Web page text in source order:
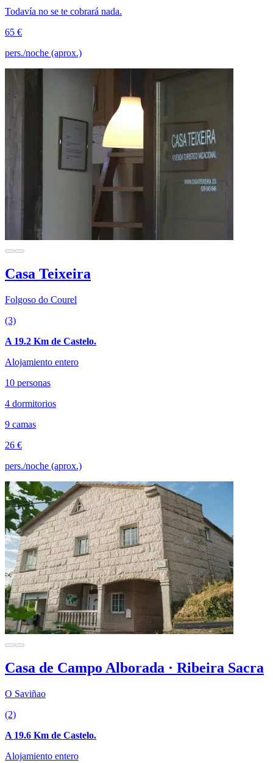
Todavía no se te cobrará nada.
65 €
pers./noche (aprox.)
Casa Teixeira
Folgoso do Courel
(3)
A 19.2 Km de Castelo.
Alojamiento entero
10 personas
4 dormitorios
9 camas
26 €
pers./noche (aprox.)
Casa de Campo Alborada · Ribeira Sacra
O Saviñao
(2)
A 19.6 Km de Castelo.
Alojamiento entero